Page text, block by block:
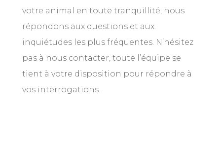
votre animal en toute tranquillité, nous
répondons aux questions et aux
inquiétudes les plus fréquentes. N’hésitez
pas à nous contacter, toute l’équipe se
tient à votre disposition pour répondre à
vos interrogations.